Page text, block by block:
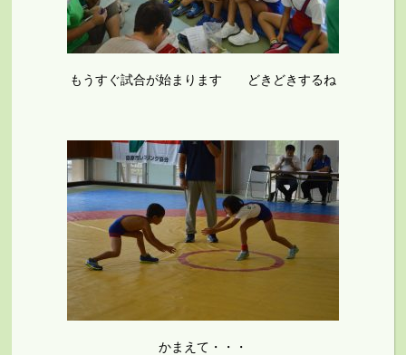
もうすぐ試合が始まります どきどきするね
かまえて・・・